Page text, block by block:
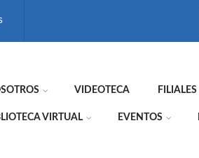
VIDEOTECA FILIALES
VIRTUAL EVENTOS